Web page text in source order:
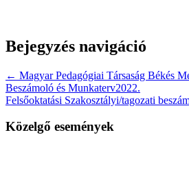
Bejegyzés navigáció
← Magyar Pedagógiai Társaság Békés
Beszámoló és Munkaterv2022.
Felsőoktatási Szakosztályi/tagozati
Közelgő események